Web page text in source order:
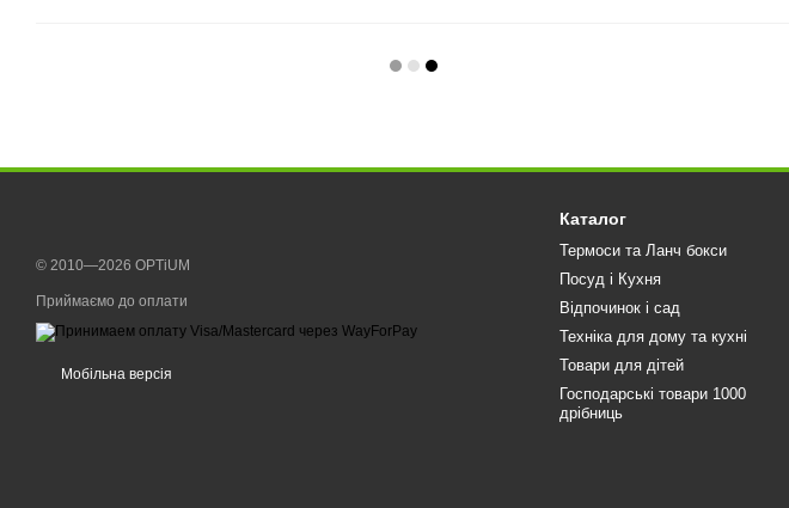
© 2010—2026 OPTiUM
Приймаємо до оплати
Мобільна версія
Каталог
Термоси та Ланч бокси
Посуд і Кухня
Відпочинок і сад
Техніка для дому та кухні
Товари для дітей
Господарські товари 1000
дрібниць